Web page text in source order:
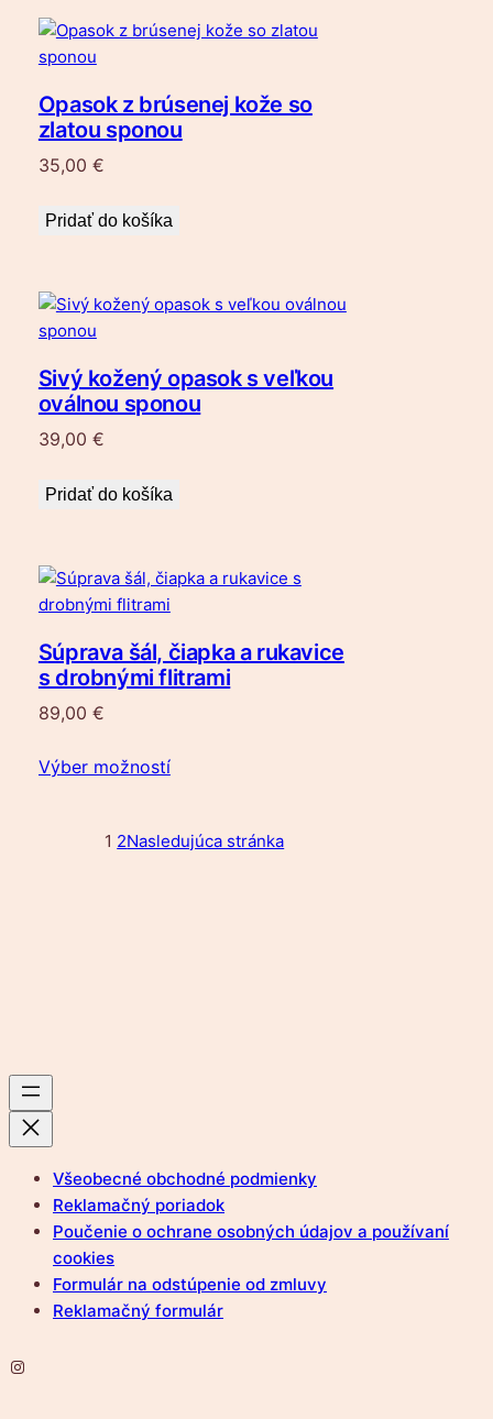
Opasok z brúsenej kože so
zlatou sponou
35,00 €
Pridať do košíka
Sivý kožený opasok s veľkou
oválnou sponou
39,00 €
Pridať do košíka
Súprava šál, čiapka a rukavice
s drobnými flitrami
89,00 €
Výber možností
1 2Nasledujúca stránka
Všeobecné obchodné podmienky
Reklamačný poriadok
Poučenie o ochrane osobných údajov a používaní
cookies
Formulár na odstúpenie od zmluvy
Reklamačný formulár
Instagram